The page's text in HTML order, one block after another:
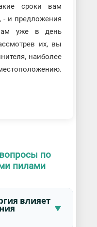
сроки вам
- и предложения
уже в день
их, вы
наиболее
по
пилами
влияет